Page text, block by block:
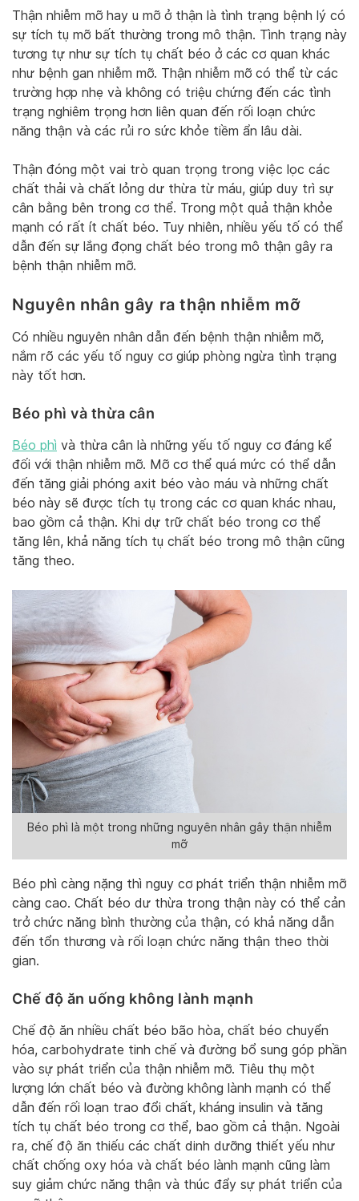
Thận nhiễm mỡ hay u mỡ ở thận là tình trạng bệnh lý có
sự tích tụ mỡ bất thường trong mô thận. Tình trạng này
tương tự như sự tích tụ chất béo ở các cơ quan khác
như bệnh gan nhiễm mỡ. Thận nhiễm mỡ có thể từ các
trường hợp nhẹ và không có triệu chứng đến các tình
trạng nghiêm trọng hơn liên quan đến rối loạn chức
năng thận và các rủi ro sức khỏe tiềm ẩn lâu dài.
Thận đóng một vai trò quan trọng trong việc lọc các
chất thải và chất lỏng dư thừa từ máu, giúp duy trì sự
cân bằng bên trong cơ thể. Trong một quả thận khỏe
mạnh có rất ít chất béo. Tuy nhiên, nhiều yếu tố có thể
dẫn đến sự lắng đọng chất béo trong mô thận gây ra
bệnh thận nhiễm mỡ.
Nguyên nhân gây ra thận nhiễm mỡ
Có nhiều nguyên nhân dẫn đến bệnh thận nhiễm mỡ,
nắm rõ các yếu tố nguy cơ giúp phòng ngừa tình trạng
này tốt hơn.
Béo phì và thừa cân
Béo phì và thừa cân là những yếu tố nguy cơ đáng kể
đối với thận nhiễm mỡ. Mỡ cơ thể quá mức có thể dẫn
đến tăng giải phóng axit béo vào máu và những chất
béo này sẽ được tích tụ trong các cơ quan khác nhau,
bao gồm cả thận. Khi dự trữ chất béo trong cơ thể
tăng lên, khả năng tích tụ chất béo trong mô thận cũng
tăng theo.
Béo phì là một trong những nguyên nhân gây thận nhiễm
mỡ
Béo phì càng nặng thì nguy cơ phát triển thận nhiễm mỡ
càng cao. Chất béo dư thừa trong thận này có thể cản
trở chức năng bình thường của thận, có khả năng dẫn
đến tổn thương và rối loạn chức năng thận theo thời
gian.
Chế độ ăn uống không lành mạnh
Chế độ ăn nhiều chất béo bão hòa, chất béo chuyển
hóa, carbohydrate tinh chế và đường bổ sung góp phần
vào sự phát triển của thận nhiễm mỡ. Tiêu thụ một
lượng lớn chất béo và đường không lành mạnh có thể
dẫn đến rối loạn trao đổi chất, kháng insulin và tăng
tích tụ chất béo trong cơ thể, bao gồm cả thận. Ngoài
ra, chế độ ăn thiếu các chất dinh dưỡng thiết yếu như
chất chống oxy hóa và chất béo lành mạnh cũng làm
suy giảm chức năng thận và thúc đẩy sự phát triển của